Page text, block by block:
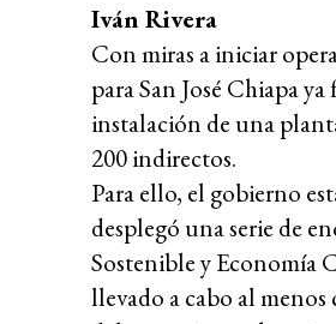
Iván Rivera
Con miras a iniciar
para San José Chiapa
instalación de una
200 indirectos.
Para ello, el gobierno
desplegó una serie de
Sostenible y Economía
llevado a cabo al menos